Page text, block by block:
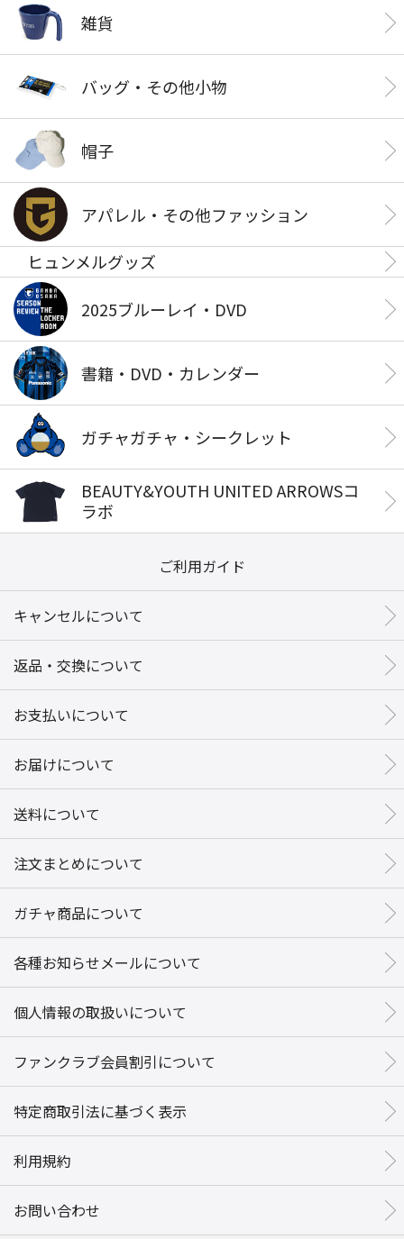
雑貨
バッグ・その他小物
帽子
アパレル・その他ファッション
ヒュンメルグッズ
2025ブルーレイ・DVD
書籍・DVD・カレンダー
ガチャガチャ・シークレット
BEAUTY&YOUTH UNITED ARROWSコ
ラボ
ご利用ガイド
キャンセルについて
返品・交換について
お支払いについて
お届けについて
送料について
注文まとめについて
ガチャ商品について
各種お知らせメールについて
個人情報の取扱いについて
ファンクラブ会員割引について
特定商取引法に基づく表示
利用規約
お問い合わせ